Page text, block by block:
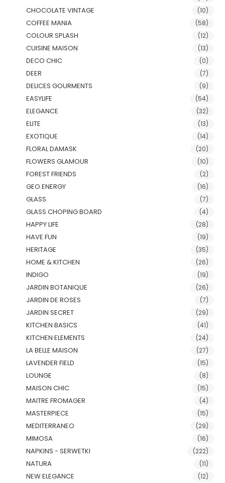
CHOCOLATE VINTAGE (10)
COFFEE MANIA (58)
COLOUR SPLASH (12)
CUISINE MAISON (13)
DECO CHIC (0)
DEER (7)
DELICES GOURMENTS (9)
EASYLIFE (54)
ELEGANCE (32)
ELITE (13)
EXOTIQUE (14)
FLORAL DAMASK (20)
FLOWERS GLAMOUR (10)
FOREST FRIENDS (2)
GEO ENERGY (16)
GLASS (7)
GLASS CHOPING BOARD (4)
HAPPY LIFE (28)
HAVE FUN (19)
HERITAGE (35)
HOME & KITCHEN (26)
INDIGO (19)
JARDIN BOTANIQUE (26)
JARDIN DE ROSES (7)
JARDIN SECRET (29)
KITCHEN BASICS (41)
KITCHEN ELEMENTS (24)
LA BELLE MAISON (27)
LAVENDER FIELD (15)
LOUNGE (8)
MAISON CHIC (15)
MAITRE FROMAGER (4)
MASTERPIECE (15)
MEDITERRANEO (29)
MIMOSA (16)
NAPKINS - SERWETKI (222)
NATURA (11)
NEW ELEGANCE (12)